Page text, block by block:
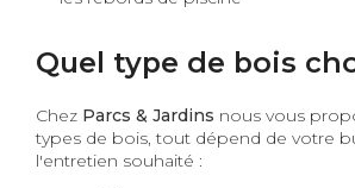
Quel type de bois
Chez Parcs & Jardins nous vous
types de bois, tout dépend de votre
l'entretien souhaité :